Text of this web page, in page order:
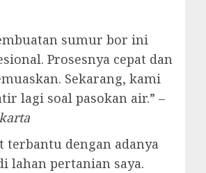
sumur bor ini
Prosesnya cepat dan
Sekarang, kami
lagi soal pasokan air.” –
terbantu dengan adanya
lahan pertanian saya.